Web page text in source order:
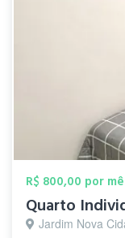
R$ 800,00 por
Quarto
Jardim Nova